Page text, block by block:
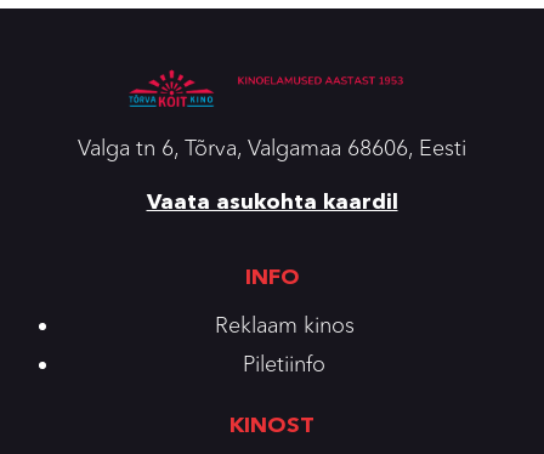
Valga tn 6, Tõrva, Valgamaa 68606, Eesti
Vaata asukohta kaardil
INFO
Reklaam kinos
Piletiinfo
KINOST